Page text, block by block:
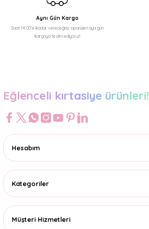
Aynı Gün Kargo
Saat 14:00'e kadar vereceğiniz siparişleri aynı gün
kargoya teslim ediyoruz!
Eğlenceli kırtasiye ürünleri!
Hesabım
Kategoriler
Müşteri Hizmetleri